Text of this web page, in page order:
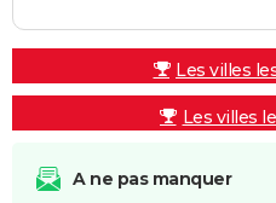
Les villes
Les villes
A ne pas manquer